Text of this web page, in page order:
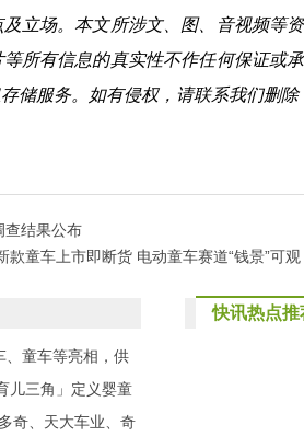
立场。本文所涉文、图、音视频等
所有信息的真实性不作任何保证或
储服务。如有侵权，请联系我们删除
查结果公布
童车上市即断货 电动童车赛道“钱景”可观
、童车等亮相，供
儿三角」定义婴童
奇、天大车业、奇
快讯热点推